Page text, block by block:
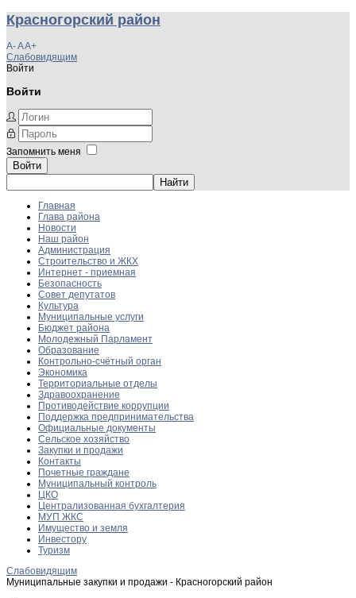
Красногорский район
A-AA+
Слабовидящим
Войти
Войти
Запомнить меня
Войти
Главная
Глава района
Новости
Наш район
Администрация
Строительство и ЖКХ
Интернет - приемная
Безопасность
Совет депутатов
Культура
Муниципальные услуги
Бюджет района
Молодежный Парламент
Образование
Контрольно-счётный орган
Экономика
Территориальные отделы
Здравоохранение
Противодействие коррупции
Поддержка предпринимательства
Официальные документы
Сельское хозяйство
Закупки и продажи
Контакты
Почетные граждане
Муниципальный контроль
ЦКО
Централизованная бухгалтерия
МУП ЖКС
Имущество и земля
Инвестору
Туризм
Слабовидящим
Муниципальные закупки и продажи - Красногорский район